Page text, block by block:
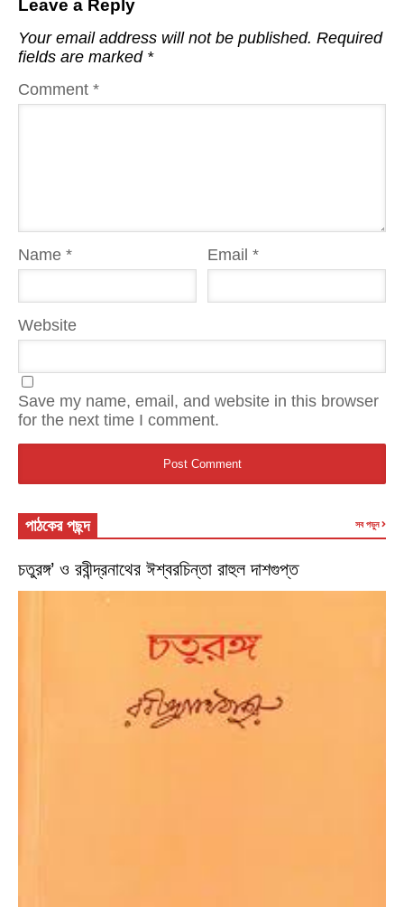
Leave a Reply
Your email address will not be published. Required
fields are marked *
Comment *
Name * Email*
Website
Save my name, email, and website in this browser
for the next time I comment.
পাঠকের পছন্দ সব পড়ুন
চতুরঙ্গ’ ও রবীন্দ্রনাথের ঈশ্বরচিন্তা রাহুল দাশগুপ্ত